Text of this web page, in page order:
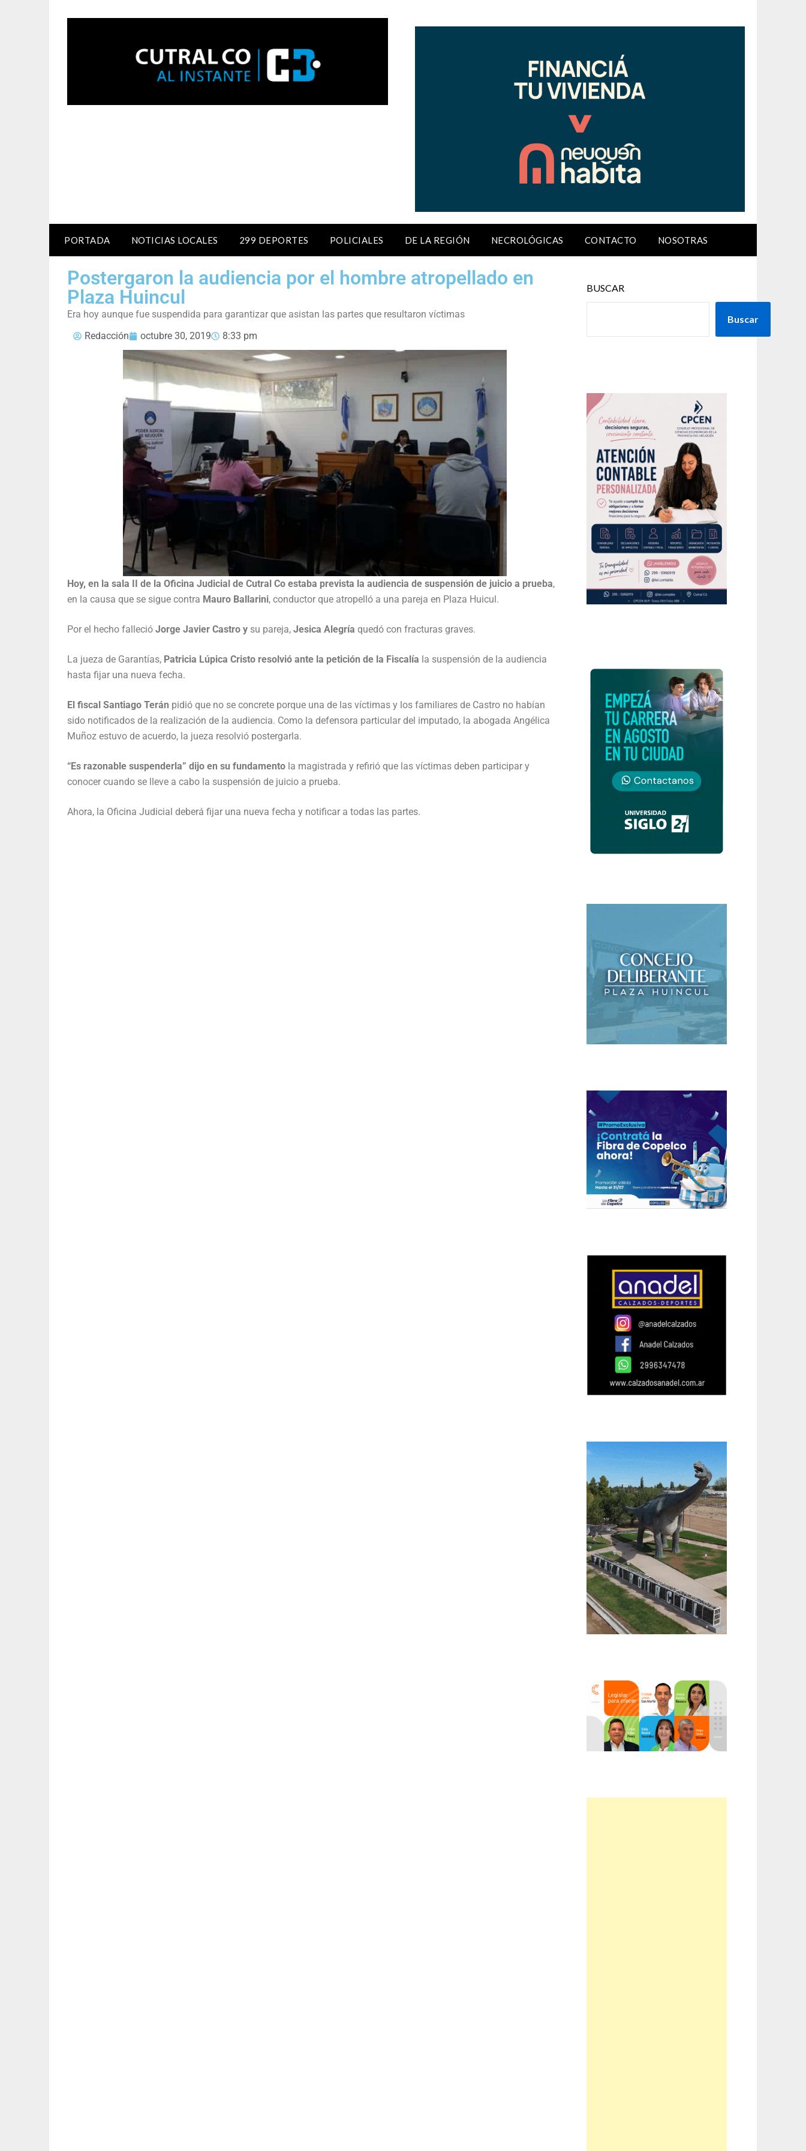
PORTADA NOTICIAS LOCALES 299 DEPORTES POLICIALES DE LA REGIÓN NECROLÓGICAS CONTACTO NOSOTRAS
Postergaron la audiencia por el hombre atropellado en
Plaza Huincul
Era hoy aunque fue suspendida para garantizar que asistan las partes que resultaron víctimas
Redacción
octubre 30, 2019 8:33 pm
Hoy, en la sala II de la Oficina Judicial de Cutral Co estaba prevista la audiencia de suspensión de juicio a prueba,
en la causa que se sigue contra Mauro Ballarini, conductor que atropelló a una pareja en Plaza Huicul.
Por el hecho falleció Jorge Javier Castro y su pareja, Jesica Alegría quedó con fracturas graves.
La jueza de Garantías, Patricia Lúpica Cristo resolvió ante la petición de la Fiscalía la suspensión de la audiencia
hasta fijar una nueva fecha.
El fiscal Santiago Terán pidió que no se concrete porque una de las víctimas y los familiares de Castro no habían
sido notificados de la realización de la audiencia. Como la defensora particular del imputado, la abogada Angélica
Muñoz estuvo de acuerdo, la jueza resolvió postergarla.
“Es razonable suspenderla” dijo en su fundamento la magistrada y refirió que las víctimas deben participar y
conocer cuando se lleve a cabo la suspensión de juicio a prueba.
Ahora, la Oficina Judicial deberá fijar una nueva fecha y notificar a todas las partes.
BUSCAR
Buscar